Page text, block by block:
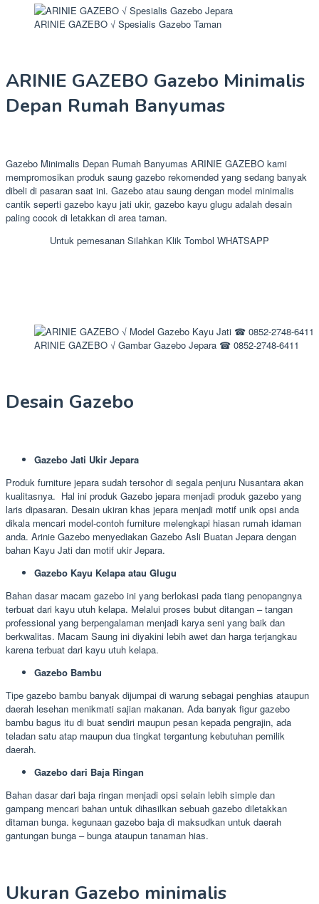
ARINIE GAZEBO √ Spesialis Gazebo Taman
ARINIE GAZEBO Gazebo Minimalis
Depan Rumah Banyumas
Gazebo Minimalis Depan Rumah Banyumas ARINIE GAZEBO kami
mempromosikan produk saung gazebo rekomended yang sedang banyak
dibeli di pasaran saat ini. Gazebo atau saung dengan model minimalis
cantik seperti gazebo kayu jati ukir, gazebo kayu glugu adalah desain
paling cocok di letakkan di area taman.
Untuk pemesanan Silahkan Klik Tombol WHATSAPP
ARINIE GAZEBO √ Gambar Gazebo Jepara ☎ 0852-2748-6411
Desain Gazebo
Gazebo Jati Ukir Jepara
Produk furniture jepara sudah tersohor di segala penjuru Nusantara akan
kualitasnya. Hal ini produk Gazebo jepara menjadi produk gazebo yang
laris dipasaran. Desain ukiran khas jepara menjadi motif unik opsi anda
dikala mencari model-contoh furniture melengkapi hiasan rumah idaman
anda. Arinie Gazebo menyediakan Gazebo Asli Buatan Jepara dengan
bahan Kayu Jati dan motif ukir Jepara.
Gazebo Kayu Kelapa atau Glugu
Bahan dasar macam gazebo ini yang berlokasi pada tiang penopangnya
terbuat dari kayu utuh kelapa. Melalui proses bubut ditangan – tangan
professional yang berpengalaman menjadi karya seni yang baik dan
berkwalitas. Macam Saung ini diyakini lebih awet dan harga terjangkau
karena terbuat dari kayu utuh kelapa.
Gazebo Bambu
Tipe gazebo bambu banyak dijumpai di warung sebagai penghias ataupun
daerah lesehan menikmati sajian makanan. Ada banyak figur gazebo
bambu bagus itu di buat sendiri maupun pesan kepada pengrajin, ada
teladan satu atap maupun dua tingkat tergantung kebutuhan pemilik
daerah.
Gazebo dari Baja Ringan
Bahan dasar dari baja ringan menjadi opsi selain lebih simple dan
gampang mencari bahan untuk dihasilkan sebuah gazebo diletakkan
ditaman bunga. kegunaan gazebo baja di maksudkan untuk daerah
gantungan bunga – bunga ataupun tanaman hias.
Ukuran Gazebo minimalis